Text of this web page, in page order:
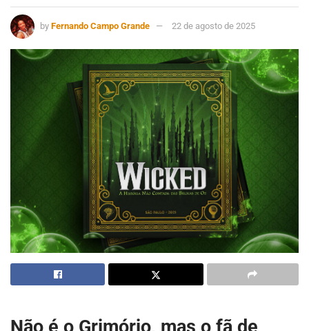
by Fernando Campo Grande 22 de agosto de 2025